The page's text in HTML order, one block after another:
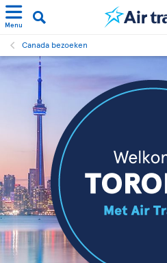
Menu
Canada bezoeken